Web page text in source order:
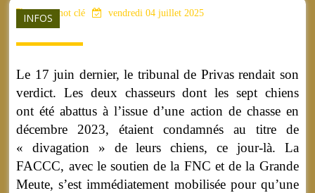
INFOS
aucun mot clé vendredi 04 juillet 2025
Le 17 juin dernier, le tribunal de Privas rendait son
verdict. Les deux chasseurs dont les sept chiens
ont été abattus à l’issue d’une action de chasse en
décembre 2023, étaient condamnés au titre de
« divagation » de leurs chiens, ce jour-là. La
FACCC, avec le soutien de la FNC et de la Grande
Meute, s’est immédiatement mobilisée pour qu’une